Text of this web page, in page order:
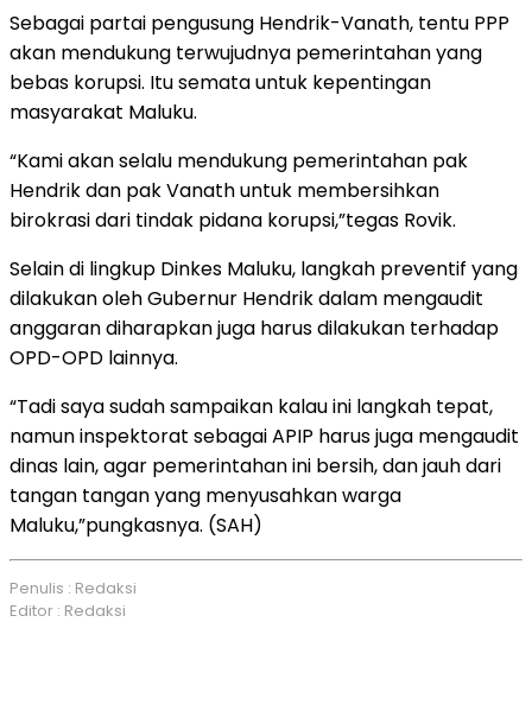
Sebagai partai pengusung Hendrik-Vanath, tentu PPP
akan mendukung terwujudnya pemerintahan yang
bebas korupsi. Itu semata untuk kepentingan
masyarakat Maluku.
“Kami akan selalu mendukung pemerintahan pak
Hendrik dan pak Vanath untuk membersihkan
birokrasi dari tindak pidana korupsi,”tegas Rovik.
Selain di lingkup Dinkes Maluku, langkah preventif yang
dilakukan oleh Gubernur Hendrik dalam mengaudit
anggaran diharapkan juga harus dilakukan terhadap
OPD-OPD lainnya.
“Tadi saya sudah sampaikan kalau ini langkah tepat,
namun inspektorat sebagai APIP harus juga mengaudit
dinas lain, agar pemerintahan ini bersih, dan jauh dari
tangan tangan yang menyusahkan warga
Maluku,”pungkasnya. (SAH)
Penulis : Redaksi
Editor : Redaksi